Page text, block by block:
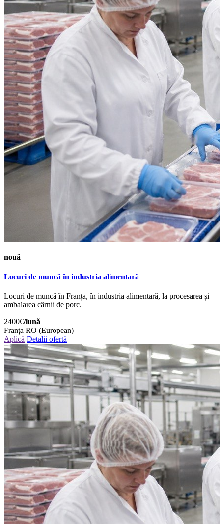
nouă
Locuri de muncă în industria alimentară
Locuri de muncă în Franța, în industria alimentară, la procesarea și
ambalarea cărnii de porc.
2400€/lună
Franța RO (European)
Aplică Detalii ofertă